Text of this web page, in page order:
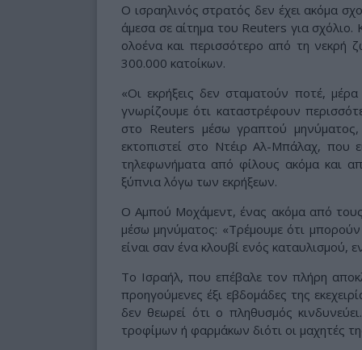
Ο ισραηλινός στρατός δεν έχει ακόμα
άμεσα σε αίτημα του Reuters για σχόλιο.
ολοένα και περισσότερο από τη νεκρή
300.000 κατοίκων.
«Οι εκρήξεις δεν σταματούν ποτέ,
γνωρίζουμε ότι καταστρέφουν
στο Reuters μέσω γραπτού
εκτοπιστεί στο Ντέιρ Αλ-Μπάλαχ, που
τηλεφωνήματα από φίλους ακόμα και
ξύπνια λόγω των εκρήξεων.
Ο Αμπού Μοχάμεντ, ένας ακόμα από
μέσω μηνύματος: «Τρέμουμε ότι
είναι σαν ένα κλουβί ενός
Το Ισραήλ, που επέβαλε τον πλήρη
προηγούμενες έξι εβδομάδες της
δεν θεωρεί ότι ο πληθυσμός
τροφίμων ή φαρμάκων διότι οι μαχητές